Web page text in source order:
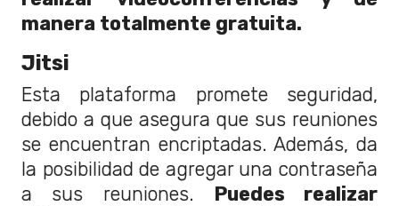
manera totalmente gratuita.
Jitsi
Esta plataforma promete seguridad,
debido a que asegura que sus reuniones
se encuentran encriptadas. Además, da
la posibilidad de agregar una contraseña
a sus reuniones. Puedes realizar